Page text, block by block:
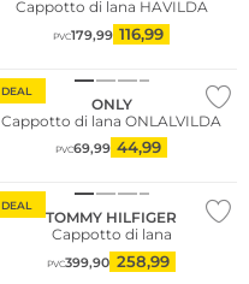
Cappotto di lana HAVILDA
PVC179,99 116,99
DEAL
ONLY
Cappotto di lana ONLALVILDA
PVC69,99 44,99
DEAL
TOMMY HILFIGER
Cappotto di lana
PVC399,90 258,99
Taglie grandi